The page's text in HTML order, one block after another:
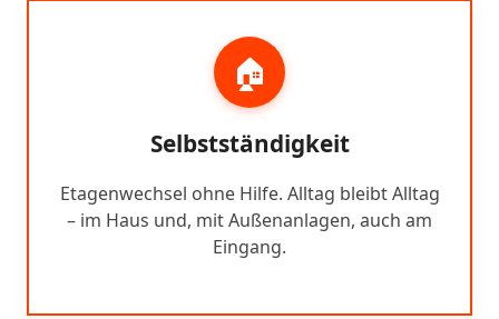
🏠
Selbstständigkeit
Etagenwechsel ohne Hilfe. Alltag bleibt Alltag
– im Haus und, mit Außenanlagen, auch am
Eingang.